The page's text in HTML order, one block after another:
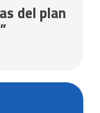
del plan